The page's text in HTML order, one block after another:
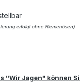
erfolgt ohne Riemenösen)
"Wir Jagen" können